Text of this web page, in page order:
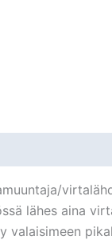
lähes aina
valaisimeen